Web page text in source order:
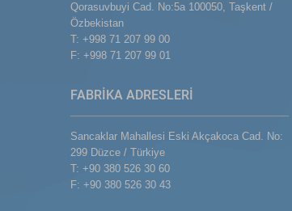
Qorasuvbuyi Cad. No:5a 100050, Taşkent /
Özbekistan
T: +998 71 207 99 00
F: +998 71 207 99 01
FABRİKA ADRESLERİ
Sancaklar Mahallesi Eski Akçakoca Cad. No:
299 Düzce / Türkiye
T: +90 380 526 30 60
F: +90 380 526 30 43